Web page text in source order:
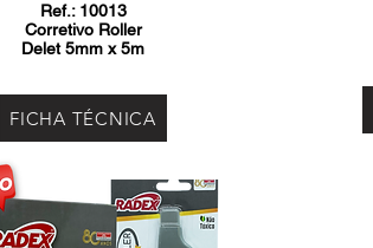
Ref.: 10013
Corretivo Roller
Delet 5mm x 5m
FICHA TÉCNICA